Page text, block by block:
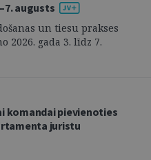
augusts
un tiesu prakses
2026. gada 3. līdz 7.
komandai pievienoties
juristu